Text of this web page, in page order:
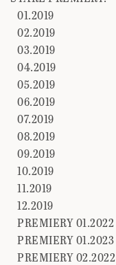
01.2019
02.2019
03.2019
04.2019
05.2019
06.2019
07.2019
08.2019
09.2019
10.2019
11.2019
12.2019
PREMIERY 01.2022
PREMIERY 01.2023
PREMIERY 02.2022